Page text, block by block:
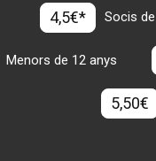
4,5€* Socis
Menors de 12 anys
5,50€